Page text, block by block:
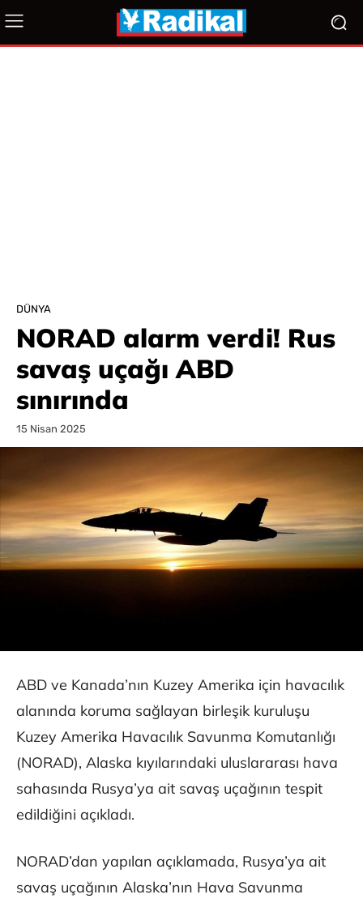
DÜNYA
NORAD alarm verdi! Rus
savaş uçağı ABD
sınırında
15 Nisan 2025
ABD ve Kanada’nın Kuzey Amerika için havacılık
alanında koruma sağlayan birleşik kuruluşu
Kuzey Amerika Havacılık Savunma Komutanlığı
(NORAD), Alaska kıyılarındaki uluslararası hava
sahasında Rusya’ya ait savaş uçağının tespit
edildiğini açıkladı.
NORAD’dan yapılan açıklamada, Rusya’ya ait
savaş uçağının Alaska’nın Hava Savunma